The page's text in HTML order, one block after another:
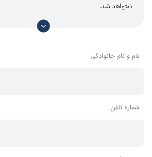
نخواهد شد.
با توجه به آن که امکان موافقت یا
وجود دارد، معمولا نظراتی که محتوای مشابه
نام و نام خانوادگی
شماره تلفن